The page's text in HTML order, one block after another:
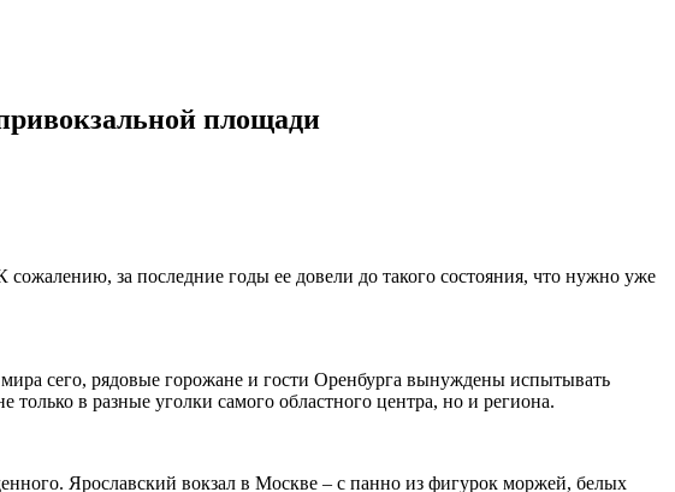
площади
за последние годы ее довели до такого состояния, что нужно уже
сего, рядовые горожане и гости Оренбурга вынуждены испытывать
в разные уголки самого областного центра, но и региона.
Ярославский вокзал в Москве – с панно из фигурок моржей, белых